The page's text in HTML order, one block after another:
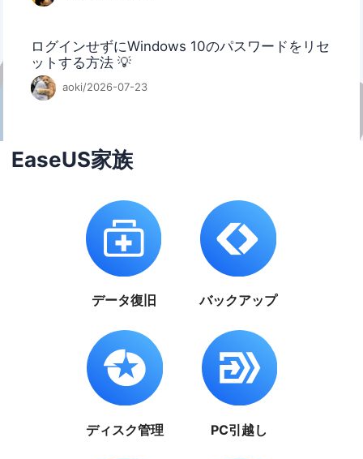
ログインせずにWindows 10のパスワードをリセ
ットする方法 💡
aoki/2026-07-23
EaseUS家族
データ復旧 バックアップ
ディスク管理 PC引越し